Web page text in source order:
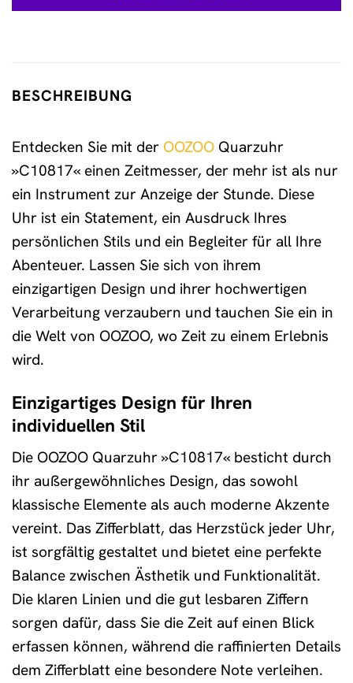
BESCHREIBUNG
Entdecken Sie mit der OOZOO Quarzuhr
»C10817« einen Zeitmesser, der mehr ist als nur
ein Instrument zur Anzeige der Stunde. Diese
Uhr ist ein Statement, ein Ausdruck Ihres
persönlichen Stils und ein Begleiter für all Ihre
Abenteuer. Lassen Sie sich von ihrem
einzigartigen Design und ihrer hochwertigen
Verarbeitung verzaubern und tauchen Sie ein in
die Welt von OOZOO, wo Zeit zu einem Erlebnis
wird.
Einzigartiges Design für Ihren
individuellen Stil
Die OOZOO Quarzuhr »C10817« besticht durch
ihr außergewöhnliches Design, das sowohl
klassische Elemente als auch moderne Akzente
vereint. Das Zifferblatt, das Herzstück jeder Uhr,
ist sorgfältig gestaltet und bietet eine perfekte
Balance zwischen Ästhetik und Funktionalität.
Die klaren Linien und die gut lesbaren Ziffern
sorgen dafür, dass Sie die Zeit auf einen Blick
erfassen können, während die raffinierten Details
dem Zifferblatt eine besondere Note verleihen.